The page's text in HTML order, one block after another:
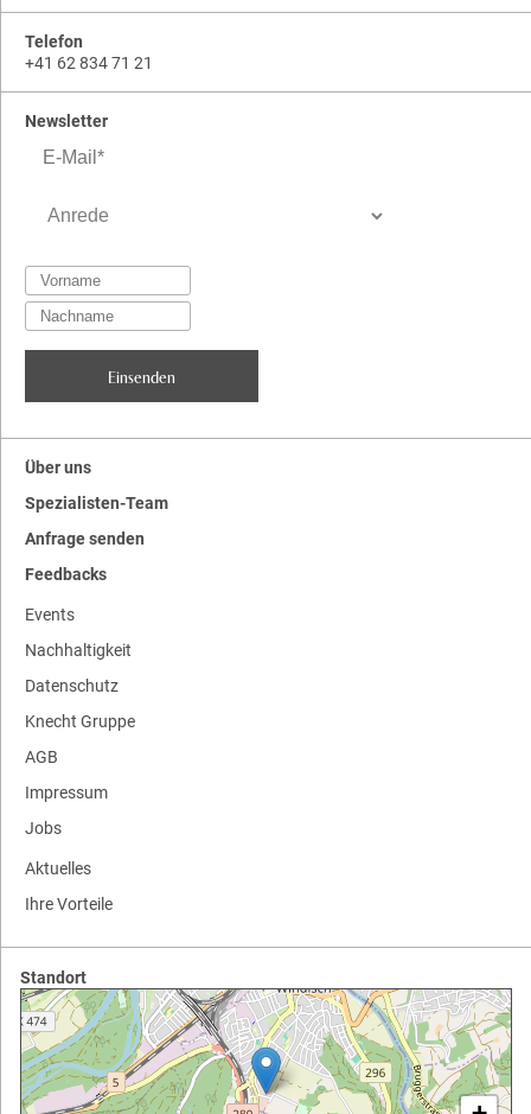
Telefon
+41 62 834 71 21
Newsletter
Über uns
Spezialisten-Team
Anfrage senden
Feedbacks
Events
Nachhaltigkeit
Datenschutz
Knecht Gruppe
AGB
Impressum
Jobs
Aktuelles
Ihre Vorteile
Standort